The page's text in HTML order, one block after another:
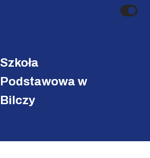
Szkoła
Podstawowa w
Bilczy